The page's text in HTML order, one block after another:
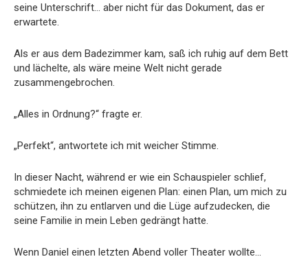
seine Unterschrift… aber nicht für das Dokument, das er
erwartete.
Als er aus dem Badezimmer kam, saß ich ruhig auf dem Bett
und lächelte, als wäre meine Welt nicht gerade
zusammengebrochen.
„Alles in Ordnung?“ fragte er.
„Perfekt“, antwortete ich mit weicher Stimme.
In dieser Nacht, während er wie ein Schauspieler schlief,
schmiedete ich meinen eigenen Plan: einen Plan, um mich zu
schützen, ihn zu entlarven und die Lüge aufzudecken, die
seine Familie in mein Leben gedrängt hatte.
Wenn Daniel einen letzten Abend voller Theater wollte…